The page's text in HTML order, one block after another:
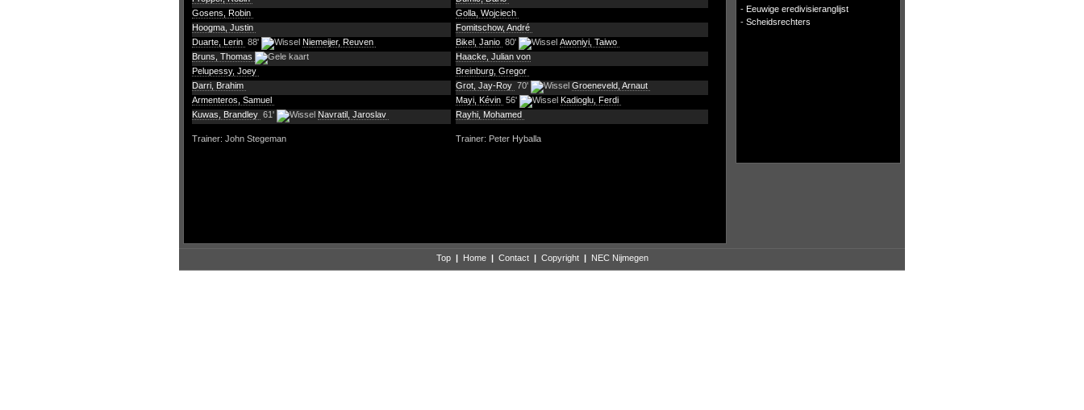
Gosens, Robin
Hoogma, Justin
Duarte, Lerin 88'
Niemeijer, Reuven
Bruns, Thomas
Pelupessy, Joey
Darri, Brahim
Armenteros, Samuel
Kuwas, Brandley 61' Navratil, Jaroslav
Golla, Wojciech
Fomitschow, André
Bikel, Janio 80'
Awoniyi, Taiwo
Haacke, Julian von
Breinburg, Gregor
Grot, Jay-Roy 70'
Groeneveld, Arnaut
Mayi, Kévin 56'
Kadioglu, Ferdi
Rayhi, Mohamed
Trainer: John Stegeman Trainer: Peter Hyballa
- Eeuwige eredivisieranglijst
- Scheidsrechters
Top | Home | Contact | Copyright | NEC Nijmegen